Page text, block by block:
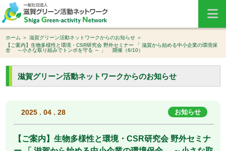
ホーム
滋賀グリーン活動ネットワークからのお知らせ
【ご案内】生物多様性と環境・CSR研究会 野外セミナー 「 滋賀から始める中小企業の環境保
全 ～小さな取り組みでトンボを守る ～ 」 開催（6/10）
滋賀グリーン活動ネットワークからのお知らせ
2025 . 04 . 28 お知らせ
【ご案内】生物多様性と環境・CSR研究会 野外セミナ